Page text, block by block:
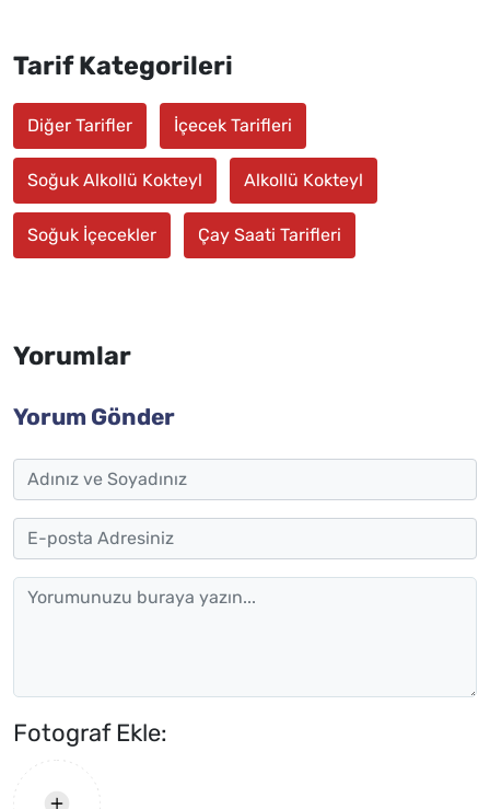
Tarif Kategorileri
Diğer Tarifler İçecek Tarifleri
Soğuk Alkollü Kokteyl Alkollü Kokteyl
Soğuk İçecekler Çay Saati Tarifleri
Yorumlar
Yorum Gönder
Fotograf Ekle: